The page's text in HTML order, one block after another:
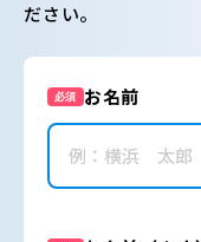
ださい。
必須 お名前